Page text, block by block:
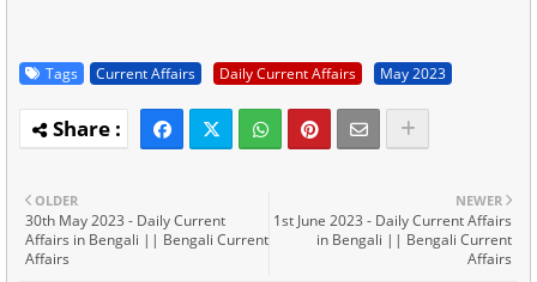
Tags Current Affairs Daily Current Affairs May 2023
NEWER
1st June 2023 - Daily Current Affairs
in Bengali || Bengali Current
Affairs
OLDER
30th May 2023 - Daily Current
Affairs in Bengali || Bengali Current
Affairs